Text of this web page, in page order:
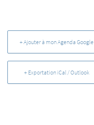
+ Ajouter à mon Agenda Google
+ Exportation iCal / Outlook